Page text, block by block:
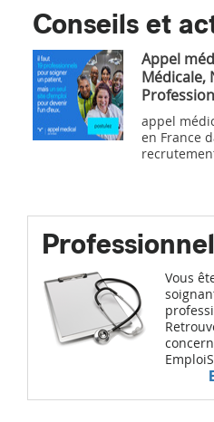
Conseils et
Appel
Médicale,
appel
en France
Vous